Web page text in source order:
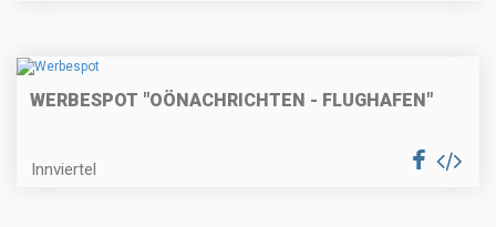
WERBESPOT "OÖNACHRICHTEN - FLUGHAFEN"
Innviertel